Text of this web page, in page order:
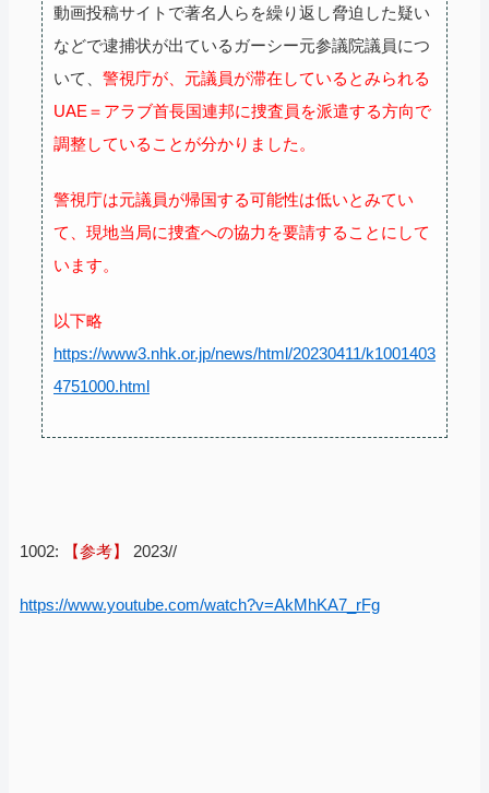
動画投稿サイトで著名人らを繰り返し脅迫した疑い
などで逮捕状が出ているガーシー元参議院議員につ
いて、 警視庁が、元議員が滞在しているとみられる
UAE＝アラブ首長国連邦に捜査員を派遣する方向で
調整していることが分かりました。
警視庁は元議員が帰国する可能性は低いとみてい
て、現地当局に捜査への協力を要請することにして
います。
以下略
https://www3.nhk.or.jp/news/html/20230411/k1001403
4751000.html
1002: 【参考】 2023//
https://www.youtube.com/watch?v=AkMhKA7_rFg